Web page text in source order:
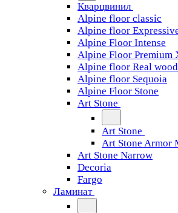
Кварцвинил
Alpine floor classic
Alpine floor
Alpine Floor Intense
Alpine Floor Premium
Alpine floor Real wood
Alpine floor Sequoia
Alpine Floor Stone
Art Stone
Art Stone
Art Stone Armor
Art Stone Narrow
Decoria
Fargo
Ламинат